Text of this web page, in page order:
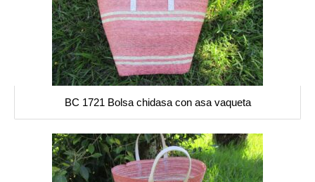
BC 1721 Bolsa chidasa con asa vaqueta